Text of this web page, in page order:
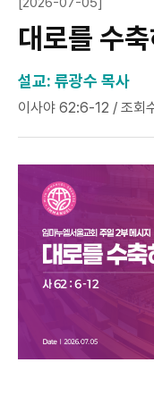
대로를 수
설교: 류광수 목사
이사야 62:6-12 / 조회